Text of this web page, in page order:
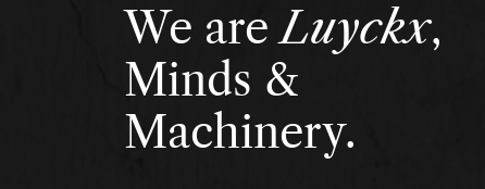
We areLuyckx,
Minds &
Machinery.